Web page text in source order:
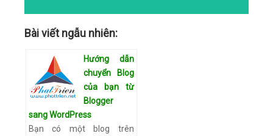
Bài viết ngẫu nhiên:
Hướng dẫn
chuyển Blog
của bạn từ
Blogger
sang WordPress
Bạn có một blog trên